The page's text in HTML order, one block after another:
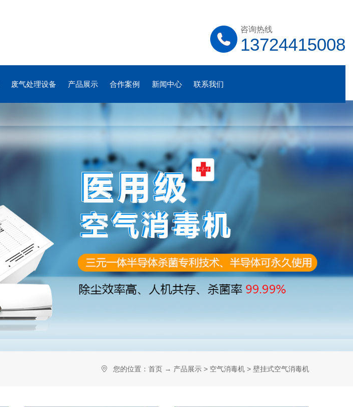
废气处理设备 产品展示 合作案例 新闻中心 联系我们
咨询热线
13724415008
您的位置： 首页 → 产品展示 > 空气消毒机 > 壁挂式空气消毒机